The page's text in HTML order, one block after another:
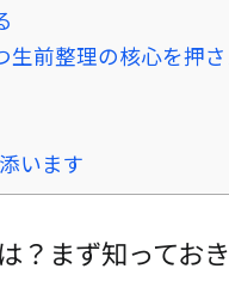
生前整理の核心を押さ
います
？まず知ってお